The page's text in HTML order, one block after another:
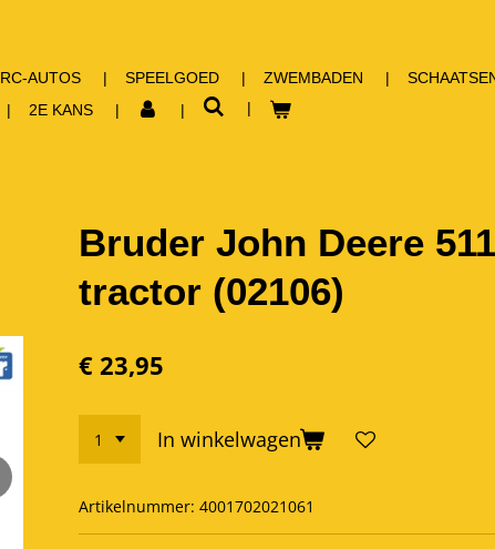
RC-AUTOS SPEELGOED ZWEMBADEN
2E KANS
Bruder John Deere
tractor (02106)
€ 23,95
In winkelwagen
Artikelnummer: 4001702021061